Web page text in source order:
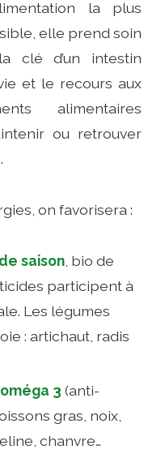
la plus
elle prend soin
clé d’un intestin
et le recours aux
alimentaires
ou retrouver
on favorisera :
saison , bio de
participent à
Les légumes
: artichaut, radis
3 (anti-
gras, noix,
chanvre…